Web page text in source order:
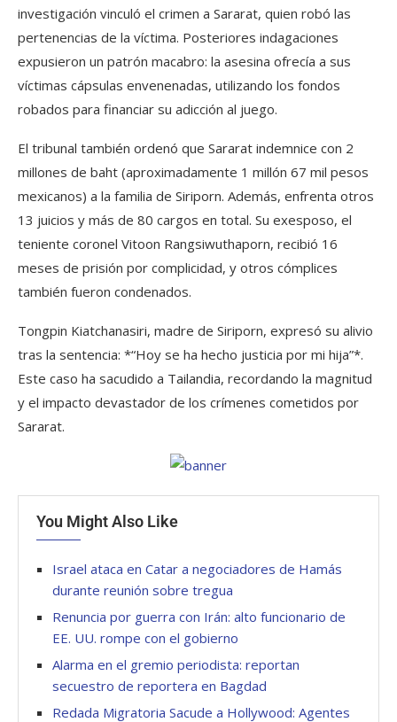
investigación vinculó el crimen a Sararat, quien robó las
pertenencias de la víctima. Posteriores indagaciones
expusieron un patrón macabro: la asesina ofrecía a sus
víctimas cápsulas envenenadas, utilizando los fondos
robados para financiar su adicción al juego.
El tribunal también ordenó que Sararat indemnice con 2
millones de baht (aproximadamente 1 millón 67 mil pesos
mexicanos) a la familia de Siriporn. Además, enfrenta otros
13 juicios y más de 80 cargos en total. Su exesposo, el
teniente coronel Vitoon Rangsiwuthaporn, recibió 16
meses de prisión por complicidad, y otros cómplices
también fueron condenados.
Tongpin Kiatchanasiri, madre de Siriporn, expresó su alivio
tras la sentencia: *“Hoy se ha hecho justicia por mi hija”*.
Este caso ha sacudido a Tailandia, recordando la magnitud
y el impacto devastador de los crímenes cometidos por
Sararat.
You Might Also Like
Israel ataca en Catar a negociadores de Hamás
durante reunión sobre tregua
Renuncia por guerra con Irán: alto funcionario de
EE. UU. rompe con el gobierno
Alarma en el gremio periodista: reportan
secuestro de reportera en Bagdad
Redada Migratoria Sacude a Hollywood: Agentes